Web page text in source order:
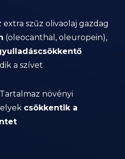
extra szűz olivaolaj gazdag
(oleocanthal, oleuropein),
a szívet
Tartalmaz növényi
csökkentik a